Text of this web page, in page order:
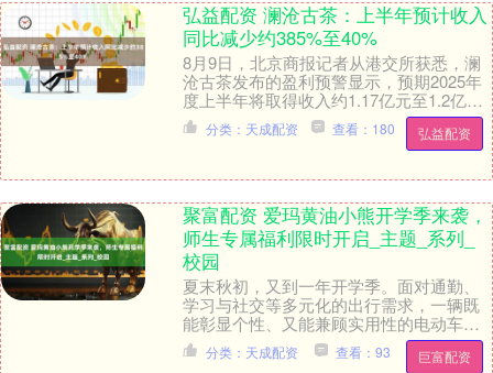
弘益配资 澜沧古茶：上半年预计收入
同比减少约385%至40%
8月9日，北京商报记者从港交所获悉，澜
沧古茶发布的盈利预警显示，预期2025年
度上半年将取得收入约1.17亿元至1.2亿
元，同比减少约38.5%至40%；取得公....
弘益配资
分类：天成配资 查看：180
聚富配资 爱玛黄油小熊开学季来袭，
师生专属福利限时开启_主题_系列_
校园
夏末秋初，又到一年开学季。面对通勤、
学习与社交等多元化的出行需求，一辆既
能彰显个性、又能兼顾实用性的电动车，
正逐渐成为焕新校园生活的必备装备。爱
玛电动车紧抓开学....
巨富配资
分类：天成配资 查看：93